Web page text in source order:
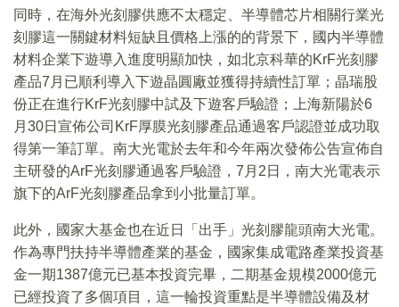
同時，在海外光刻膠供應不太穩定、半導體芯片相關行業光
刻膠這一關鍵材料短缺且價格上漲的的背景下，國内半導體
材料企業下遊導入進度明顯加快，如北京科華的KrF光刻膠
產品7月已順利導入下遊晶圓廠並獲得持續性訂單；晶瑞股
份正在進行KrF光刻膠中試及下遊客戶驗證；上海新陽於6
月30日宣佈公司KrF厚膜光刻膠產品通過客戶認證並成功取
得第一筆訂單。南大光電於去年和今年兩次發佈公告宣佈自
主研發的ArF光刻膠通過客戶驗證，7月2日，南大光電表示
旗下的ArF光刻膠產品拿到小批量訂單。
此外，國家大基金也在近日「出手」光刻膠龍頭南大光電。
作為專門扶持半導體產業的基金，國家集成電路產業投資基
金一期1387億元已基本投資完畢，二期基金規模2000億元
已經投資了多個項目，這一輪投資重點是半導體設備及材